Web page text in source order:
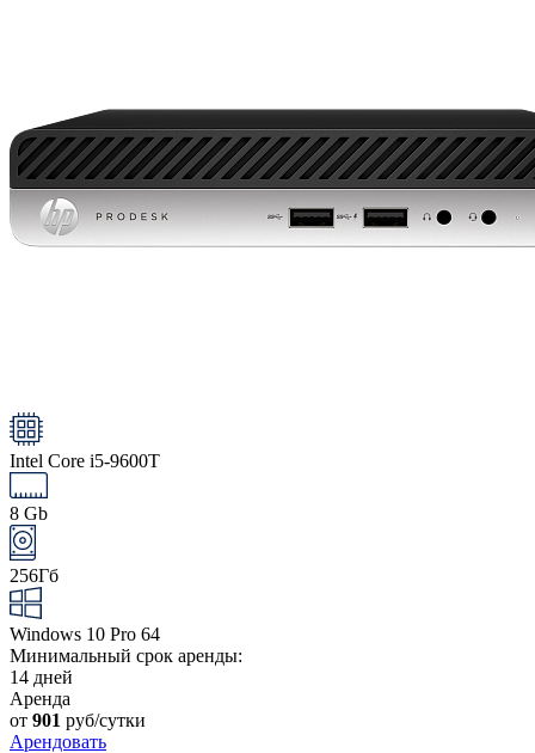
Intel Core i5-9600T
8 Gb
256Гб
Windows 10 Pro 64
Минимальный срок аренды:
14 дней
Аренда
от 901 руб/сутки
Арендовать